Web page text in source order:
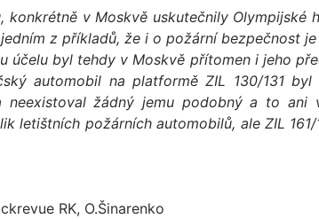
konkrétně v Moskvě uskutečnily Olympijské
z příkladů, že i o požární bezpečnost
účelu byl tehdy v Moskvě přítomen i jeho
automobil na platformě ZIL 130/131
neexistoval žádný jemu podobný a to ani
letištních požárních automobilů, ale ZIL
RK, O.Šinarenko